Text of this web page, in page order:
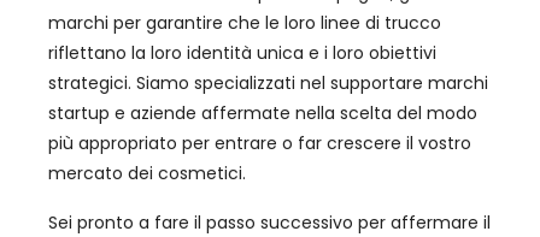
marchi per garantire che le loro linee di trucco
riflettano la loro identità unica e i loro obiettivi
strategici. Siamo specializzati nel supportare marchi
startup e aziende affermate nella scelta del modo
più appropriato per entrare o far crescere il vostro
mercato dei cosmetici.
Sei pronto a fare il passo successivo per affermare il